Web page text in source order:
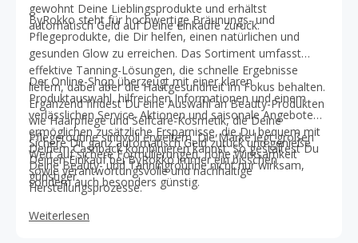
gewohnt Deine Lieblingsprodukte und erhältst
automatisch Geld auf Deine Einkäufe zurück.
ByRokko steht für hochwertige Bräunungs- und
Pflegeprodukte, die Dir helfen, einen natürlichen und
gesunden Glow zu erreichen. Das Sortiment umfasst
effektive Tanning-Lösungen, die schnelle Ergebnisse
liefern, dabei aber die Hautgesundheit im Fokus behalten.
Ergänzend findest Du eine Auswahl an Beauty-Produkten
wie Haarpflege und Selfcare-Kosmetik, die Deine
Pflegeroutine sinnvoll erweitern. Die Marke legt großen
Wert auf sichere Formulierungen, hohe Wirksamkeit
sowie verantwortungsvolle und nachhaltige
Herstellungsprozesse.
Der Online-Shop überzeugt mit einer klaren
Produktauswahl, hilfreichen Informationen und einem
verlässlichen Service. Aktionen und saisonale Angebote
ermöglichen zusätzliche Ersparnisse, die Du bequem mit
Deinem Cashback kombinieren kannst. So gestaltest Du
Deine Beauty- und Tanningroutine nicht nur wirksam,
sondern auch besonders günstig.
Sichere Dir ganz automatisch Geld zurück und genieße
Deinen Einkauf bei ByRokko immer ein bisschen
günstiger.
Weiterlesen